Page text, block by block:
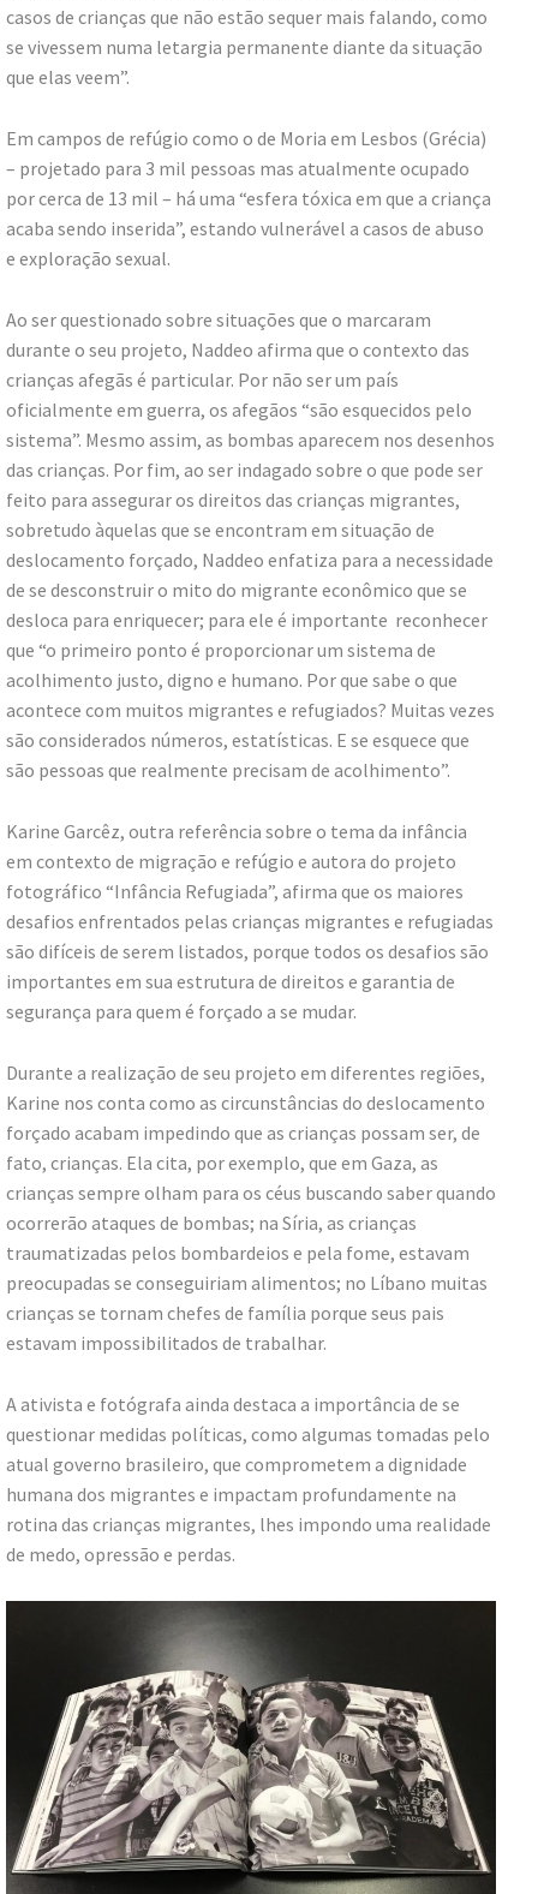
casos de crianças que não estão sequer mais falando, como
se vivessem numa letargia permanente diante da situação
que elas veem”.
Em campos de refúgio como o de Moria em Lesbos (Grécia)
– projetado para 3 mil pessoas mas atualmente ocupado
por cerca de 13 mil – há uma “esfera tóxica em que a criança
acaba sendo inserida”, estando vulnerável a casos de abuso
e exploração sexual.
Ao ser questionado sobre situações que o marcaram
durante o seu projeto, Naddeo afirma que o contexto das
crianças afegãs é particular. Por não ser um país
oficialmente em guerra, os afegãos “são esquecidos pelo
sistema”. Mesmo assim, as bombas aparecem nos desenhos
das crianças. Por fim, ao ser indagado sobre o que pode ser
feito para assegurar os direitos das crianças migrantes,
sobretudo àquelas que se encontram em situação de
deslocamento forçado, Naddeo enfatiza para a necessidade
de se desconstruir o mito do migrante econômico que se
desloca para enriquecer; para ele é importante reconhecer
que “o primeiro ponto é proporcionar um sistema de
acolhimento justo, digno e humano. Por que sabe o que
acontece com muitos migrantes e refugiados? Muitas vezes
são considerados números, estatísticas. E se esquece que
são pessoas que realmente precisam de acolhimento”.
Karine Garcêz, outra referência sobre o tema da infância
em contexto de migração e refúgio e autora do projeto
fotográfico “Infância Refugiada”, afirma que os maiores
desafios enfrentados pelas crianças migrantes e refugiadas
são difíceis de serem listados, porque todos os desafios são
importantes em sua estrutura de direitos e garantia de
segurança para quem é forçado a se mudar.
Durante a realização de seu projeto em diferentes regiões,
Karine nos conta como as circunstâncias do deslocamento
forçado acabam impedindo que as crianças possam ser, de
fato, crianças. Ela cita, por exemplo, que em Gaza, as
crianças sempre olham para os céus buscando saber quando
ocorrerão ataques de bombas; na Síria, as crianças
traumatizadas pelos bombardeios e pela fome, estavam
preocupadas se conseguiriam alimentos; no Líbano muitas
crianças se tornam chefes de família porque seus pais
estavam impossibilitados de trabalhar.
A ativista e fotógrafa ainda destaca a importância de se
questionar medidas políticas, como algumas tomadas pelo
atual governo brasileiro, que comprometem a dignidade
humana dos migrantes e impactam profundamente na
rotina das crianças migrantes, lhes impondo uma realidade
de medo, opressão e perdas.